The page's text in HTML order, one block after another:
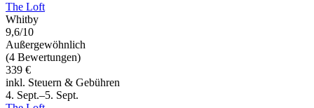
The Loft
Whitby
9,6/10
Außergewöhnlich
(4 Bewertungen)
339 €
inkl. Steuern & Gebühren
4. Sept.–5. Sept.